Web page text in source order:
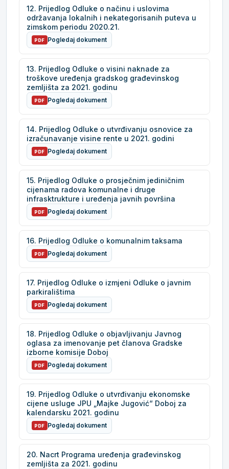
12. Prijedlog Odluke o načinu i uslovima
održavanja lokalnih i nekategorisanih puteva u
zimskom periodu 2020.21.
PDF Pogledaj dokument
13. Prijedlog Odluke o visini naknade za
troškove uređenja gradskog građevinskog
zemljišta za 2021. godinu
PDF Pogledaj dokument
14. Prijedlog Odluke o utvrđivanju osnovice za
izračunavanje visine rente u 2021. godini
PDF Pogledaj dokument
15. Prijedlog Odluke o prosječnim jediničnim
cijenama radova komunalne i druge
infrasktrukture i uređenja javnih površina
PDF Pogledaj dokument
16. Prijedlog Odluke o komunalnim taksama
PDF Pogledaj dokument
17. Prijedlog Odluke o izmjeni Odluke o javnim
parkiralištima
PDF Pogledaj dokument
18. Prijedlog Odluke o objavljivanju Javnog
oglasa za imenovanje pet članova Gradske
izborne komisije Doboj
PDF Pogledaj dokument
19. Prijedlog Odluke o utvrđivanju ekonomske
cijene usluge JPU „Majke Jugović“ Doboj za
kalendarsku 2021. godinu
PDF Pogledaj dokument
20. Nacrt Programa uređenja građevinskog
zemljišta za 2021. godinu